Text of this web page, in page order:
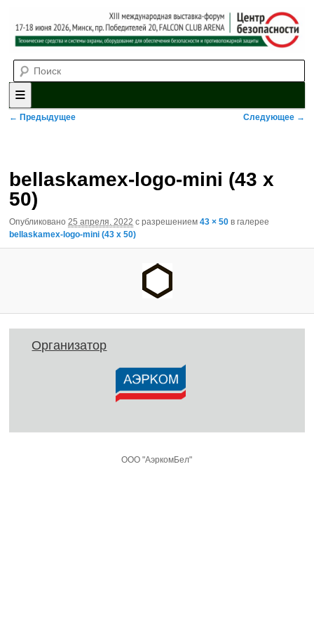
XII международная выставка-
форум «Центр безопасности»
систем охраны, оборудования для обеспечения безопасности и
противопожарной защиты. 4-5 июня 2025, Минск, пр. Победителей,
20
Главное меню
Перейти к основному содержимому
Перейти к дополнительному содержимому
Навигация по изображениям
← Предыдущее Следующее →
bellaskamex-logo-mini (43 x
50)
Опубликовано 25 апреля, 2022 с разрешением 43 × 50 в галерее
bellaskamex-logo-mini (43 x 50)
Организатор
ООО "АэркомБел"